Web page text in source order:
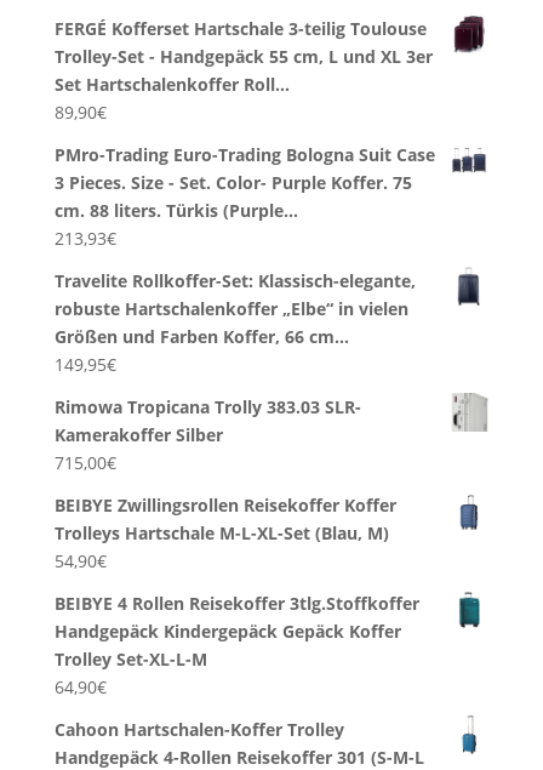
FERGÉ Kofferset Hartschale 3-teilig Toulouse
Trolley-Set - Handgepäck 55 cm, L und XL 3er
Set Hartschalenkoffer Roll…
89,90€
PMro-Trading Euro-Trading Bologna Suit Case
3 Pieces. Size - Set. Color- Purple Koffer. 75
cm. 88 liters. Türkis (Purple…
213,93€
Travelite Rollkoffer-Set: Klassisch-elegante,
robuste Hartschalenkoffer „Elbe“ in vielen
Größen und Farben Koffer, 66 cm…
149,95€
Rimowa Tropicana Trolly 383.03 SLR-
Kamerakoffer Silber
715,00€
BEIBYE Zwillingsrollen Reisekoffer Koffer
Trolleys Hartschale M-L-XL-Set (Blau, M)
54,90€
BEIBYE 4 Rollen Reisekoffer 3tlg.Stoffkoffer
Handgepäck Kindergepäck Gepäck Koffer
Trolley Set-XL-L-M
64,90€
Cahoon Hartschalen-Koffer Trolley
Handgepäck 4-Rollen Reisekoffer 301 (S-M-L